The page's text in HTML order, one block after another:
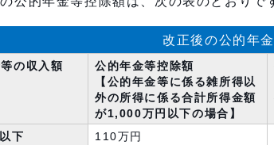
改正後の公的年
の収入額
公的年金等控除額
【公的年金等に係る雑所得以
外の所得に係る合計所得金額
が1,000万円以下の場合】
下
110万円